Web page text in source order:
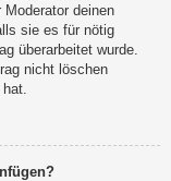
deinen
sie es für nötig
überarbeitet wurde.
nicht löschen